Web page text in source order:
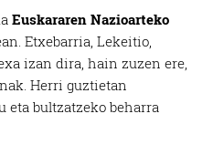
Euskararen Nazioarteko
Etxebarria, Lekeitio,
izan dira, hain zuzen ere,
Herri guztietan
eta bultzatzeko beharra